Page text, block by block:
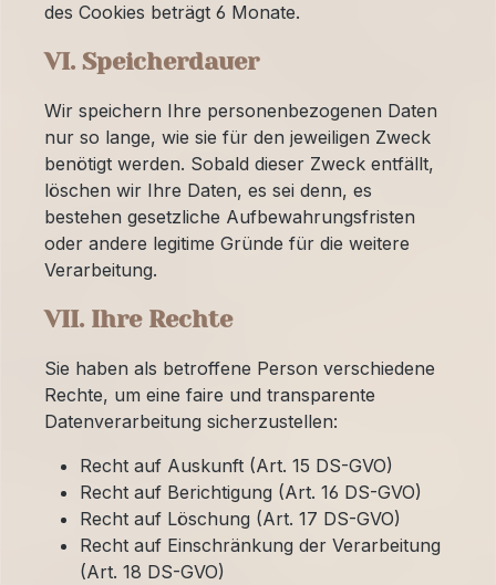
des Cookies beträgt 6 Monate.
VI. Speicherdauer
Wir speichern Ihre personenbezogenen Daten
nur so lange, wie sie für den jeweiligen Zweck
benötigt werden. Sobald dieser Zweck entfällt,
löschen wir Ihre Daten, es sei denn, es
bestehen gesetzliche Aufbewahrungsfristen
oder andere legitime Gründe für die weitere
Verarbeitung.
VII. Ihre Rechte
Sie haben als betroffene Person verschiedene
Rechte, um eine faire und transparente
Datenverarbeitung sicherzustellen:
Recht auf Auskunft (Art. 15 DS-GVO)
Recht auf Berichtigung (Art. 16 DS-GVO)
Recht auf Löschung (Art. 17 DS-GVO)
Recht auf Einschränkung der Verarbeitung
(Art. 18 DS-GVO)